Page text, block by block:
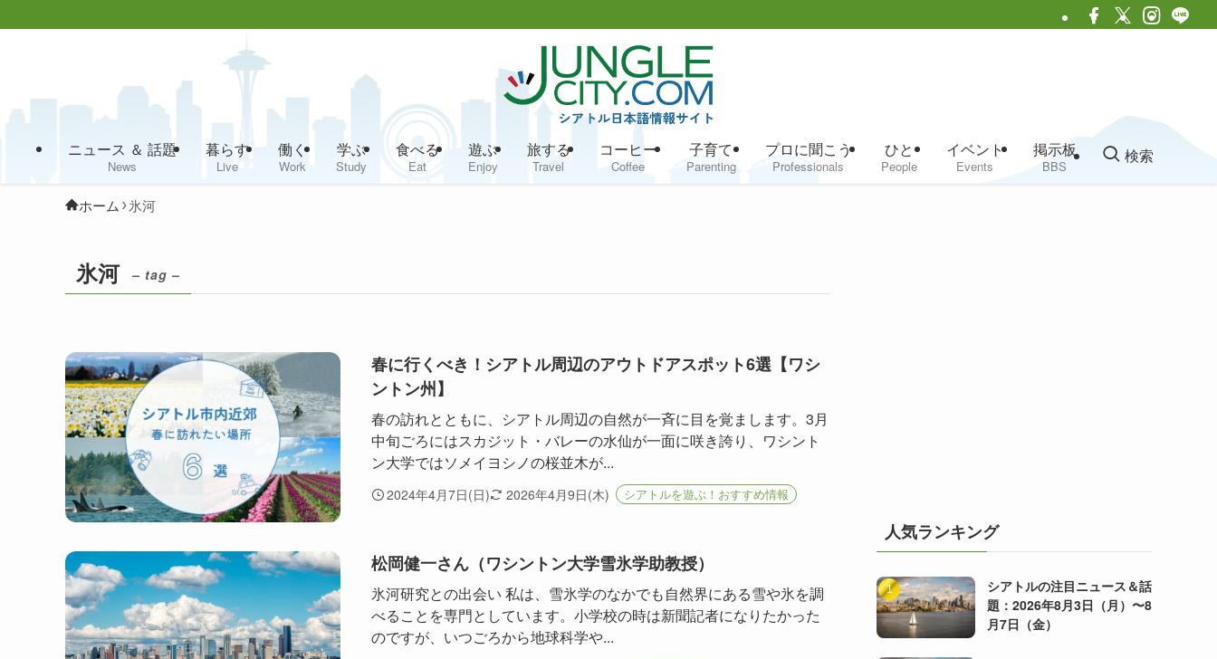
ニュース ＆ 話題
News
暮らす
Live
働く
Work
学ぶ
Study
食べる
Eat
遊ぶ
Enjoy
旅する
Travel
コーヒー
Coffee
子育て
Parenting
プロに聞こう
Professionals
ひと
People
イベント
Events
掲示板
BBS
検索
ホーム 氷河
氷河 – tag –
春に行くべき！シアトル周辺のアウトドアスポット6選【ワシ
ントン州】
春の訪れとともに、シアトル周辺の自然が一斉に目を覚まします。3月
中旬ごろにはスカジット・バレーの水仙が一面に咲き誇り、ワシント
ン大学ではソメイヨシノの桜並木が...
2024年4月7日(日) 2026年4月9日(木) シアトルを遊ぶ！おすすめ情報
松岡健一さん（ワシントン大学雪氷学助教授）
氷河研究との出会い 私は、雪氷学のなかでも自然界にある雪や氷を調
べることを専門としています。小学校の時は新聞記者になりたかった
のですが、いつごろから地球科学や...
人気ランキング
シアトルの注目ニュース＆話
題：2026年8月3日（月）〜8
月7日（金）